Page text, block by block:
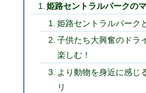
姫路セントラルパークの
姫路セントラルパーク
子供たち大興奮のドラ
楽しむ！
より動物を身近に感じ
リ